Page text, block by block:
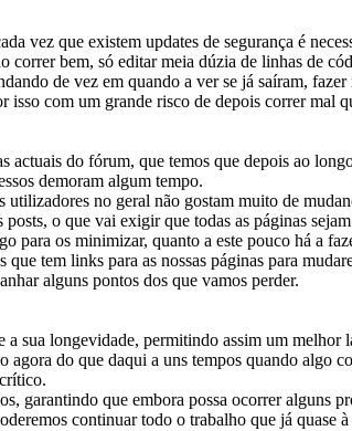
vez que existem updates de segurança é
correr bem, só editar meia dúzia de linhas de
de vez em quando a ver se já saíram, fazer
com um grande risco de depois correr mal
actuais do fórum, que temos que depois ao
demoram algum tempo.
no geral não gostam muito de
o que vai exigir que todas as páginas
para os minimizar, quanto a este pouco há a
que tem links para as nossas páginas para
alguns pontos dos que vamos perder.
sua longevidade, permitindo assim um melhor
do que daqui a uns tempos quando algo
garantindo que embora possa ocorrer alguns
continuar todo o trabalho que já quase